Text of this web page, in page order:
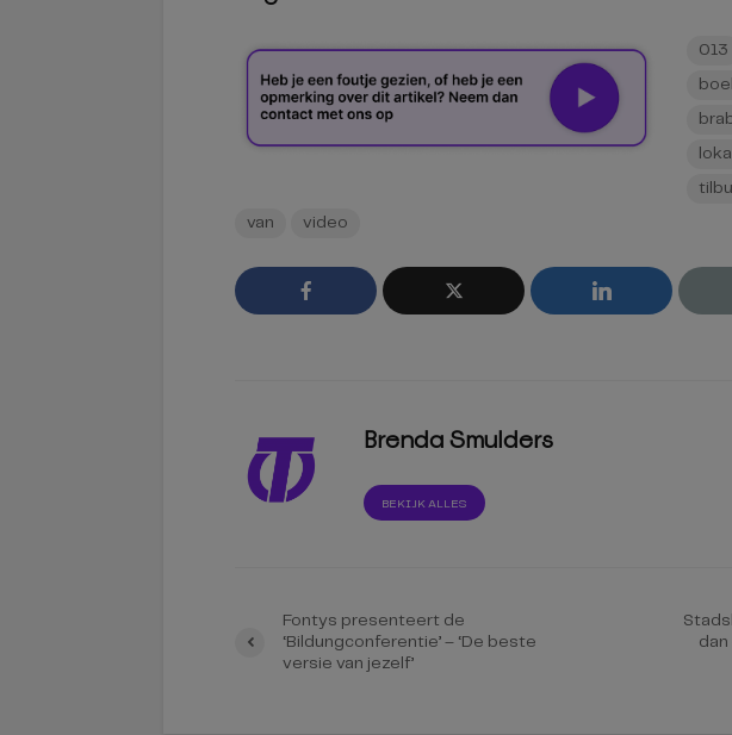
013
van video
Brenda Smulders
BEKIJK ALLES
Fontys presenteert de
‘Bildungconferentie’ – ‘De beste
versie van jezelf’